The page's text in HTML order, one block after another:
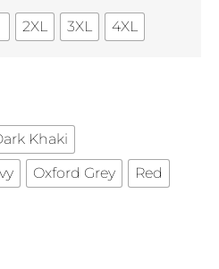
2XL 3XL 4XL
Khaki
Oxford Grey
Red